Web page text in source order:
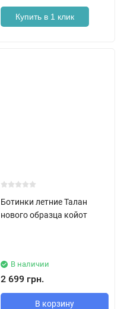
Купить в 1 клик
Ботинки летние Талан
нового образца койот
В наличии
2 699 грн.
В корзину